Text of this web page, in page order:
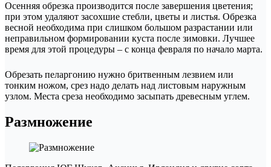
Осенняя обрезка производится после завершения цветения;
при этом удаляют засохшие стебли, цветы и листья. Обрезка
весной необходима при слишком большом разрастании или
неправильном формировании куста после зимовки. Лучшее
время для этой процедуры – с конца февраля по начало марта.
Обрезать пеларгонию нужно бритвенным лезвием или
тонким ножом, срез надо делать над листовым наружным
узлом. Места среза необходимо засыпать древесным углем.
Размножение